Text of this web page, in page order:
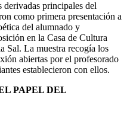
derivadas principales del
como primera presentación a
del alumnado y
en la Casa de Cultura
Sal. La muestra recogía los
abiertas por el profesorado
establecieron con ellos.
PAPEL DEL